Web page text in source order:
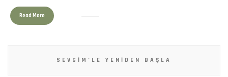
Read More
SEVGIM’LE YENIDEN BAŞLA